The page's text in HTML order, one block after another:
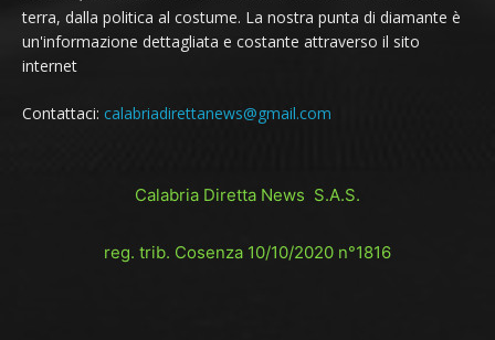
terra, dalla politica al costume. La nostra punta di diamante è
un'informazione dettagliata e costante attraverso il sito
internet
Contattaci: calabriadirettanews@gmail.com
Calabria Diretta News S.A.S.
reg. trib. Cosenza 10/10/2020 n°1816